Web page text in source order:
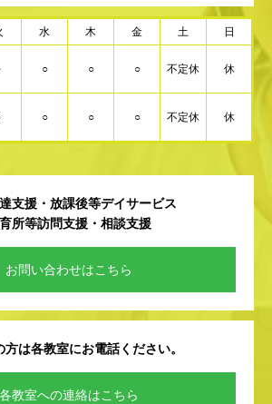
水 木 金 土 日
○ ○ ○ 不定休 休
○ ○ ○ 不定休 休
支援・放課後等デイサービス
所等訪問支援・相談支援
お問い合わせはこちら
方は各教室にお電話ください。
各教室への連絡はこちら